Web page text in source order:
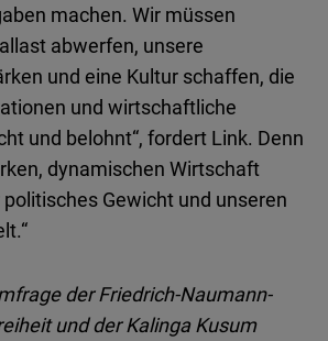
machen. Wir müssen
abwerfen, unsere
und eine Kultur schaffen, die
und wirtschaftliche
und belohnt“, fordert Link. Denn
dynamischen Wirtschaft
Gewicht und unseren
der Friedrich-Naumann-
und der Kalinga Kusum